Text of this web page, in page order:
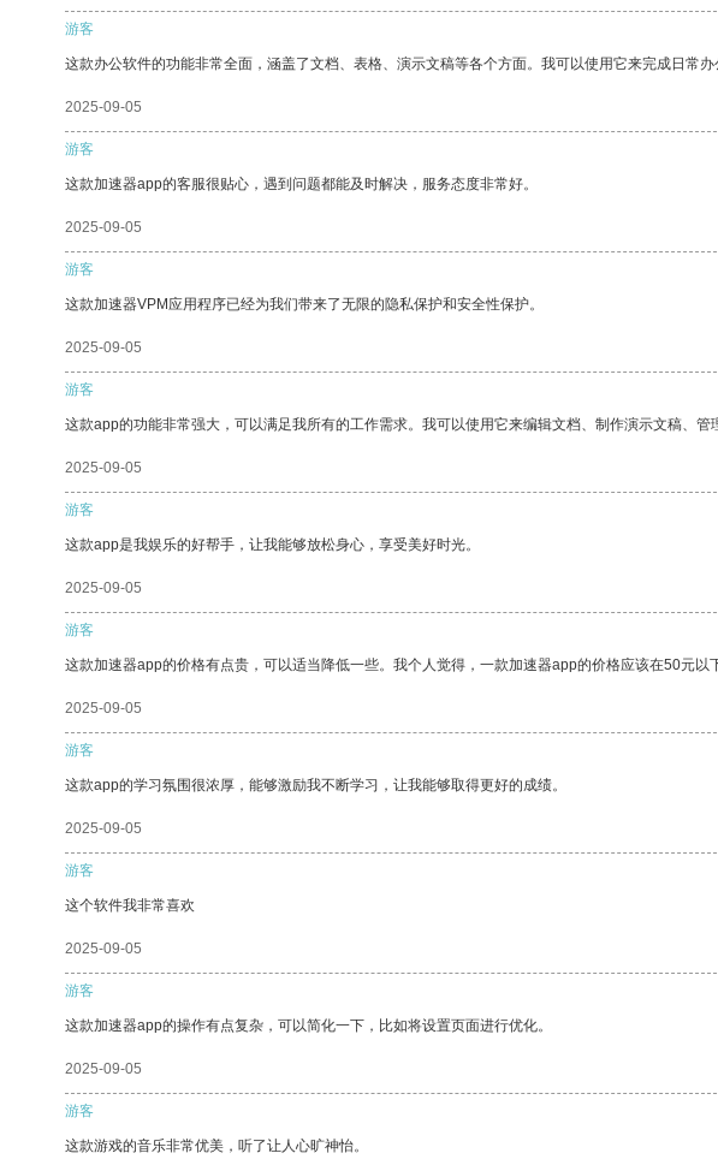
游客
这款办公软件的功能非常全面，涵盖了文档、表格、演示文稿等各个方面。我可以使用它来完成日常办
2025-09-05
游客
这款加速器app的客服很贴心，遇到问题都能及时解决，服务态度非常好。
2025-09-05
游客
这款加速器VPM应用程序已经为我们带来了无限的隐私保护和安全性保护。
2025-09-05
游客
这款app的功能非常强大，可以满足我所有的工作需求。我可以使用它来编辑文档、制作演示文稿、管
2025-09-05
游客
这款app是我娱乐的好帮手，让我能够放松身心，享受美好时光。
2025-09-05
游客
这款加速器app的价格有点贵，可以适当降低一些。我个人觉得，一款加速器app的价格应该在50元以
2025-09-05
游客
这款app的学习氛围很浓厚，能够激励我不断学习，让我能够取得更好的成绩。
2025-09-05
游客
这个软件我非常喜欢
2025-09-05
游客
这款加速器app的操作有点复杂，可以简化一下，比如将设置页面进行优化。
2025-09-05
游客
这款游戏的音乐非常优美，听了让人心旷神怡。